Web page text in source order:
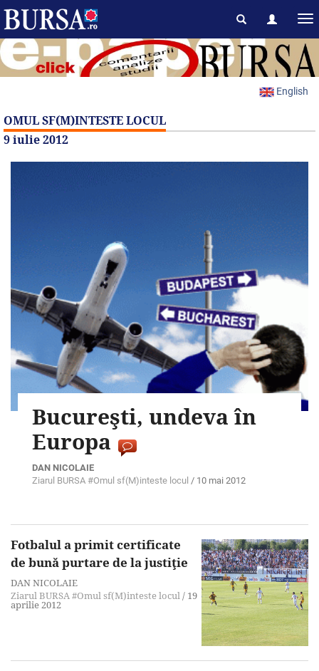
English
OMUL SF(M)INTESTE LOCUL
9 iulie 2012
Bucureşti, undeva în
Europa
DAN NICOLAIE
Ziarul BURSA #Omul sf(M)inteste locul / 10 mai 2012
Fotbalul a primit certificate
de bună purtare de la justiţie
DAN NICOLAIE
Ziarul BURSA#Omul sf(M)inteste locul/ 19
aprilie 2012